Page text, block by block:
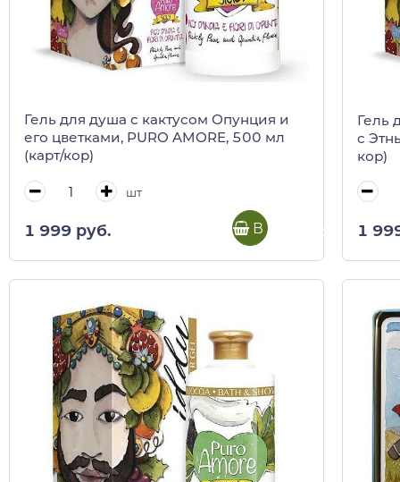
Гель для душа с кактусом Опунция и
его цветками, PURO AMORE, 500 мл
(карт/кор)
шт
1 999 руб. В корзину
Гель
с
кор)
1